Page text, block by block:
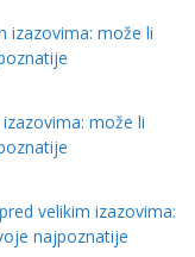
izazovima: može li
može li
velikim izazovima:
najpoznatije